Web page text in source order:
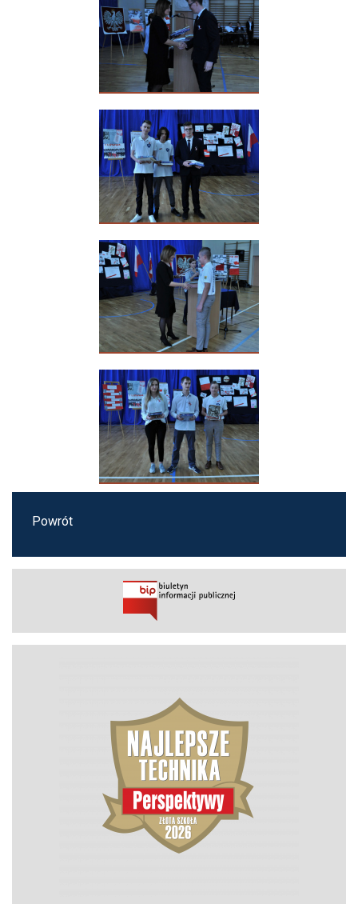
Powrót